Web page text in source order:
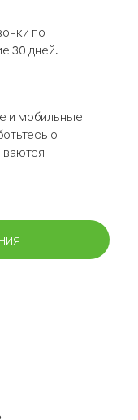
по
30 дней.
и мобильные
о